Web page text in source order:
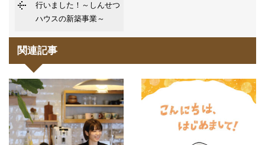
行いました！～しんせつ
ハウスの新築事業～
関連記事